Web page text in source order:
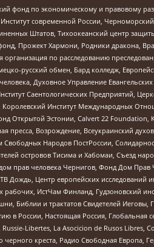
фонд по экономическому и правовому
современной России,
Штатов, Тихоокеанский центр
Прожект Хармони, Родники дракона,
по расследованию
русский обмен, Бард колледж,
Духовное Управление
Саентологических Предприятий,
Институт Международных
Эстонии, Calvert 22 Foundation,
Возрождение, Всеукраинский
Народов ПостРоссии,
островов Тисима и Хабомаи, Съезд
прав человека Чернигов, Фонд Дом Прав
Дождь, Центр европейских
ИстЧам Финланд, Гудзоновский
Библии и трактатов Свидетелей Иеговы,
в России, Настоящая Россия, Глобальная
Libertes, La Asocicion de Rusos Libres,
креста, Радио Свободная Европа,